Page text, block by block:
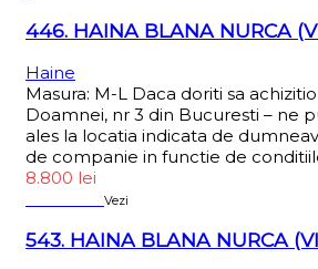
446. HAINA BLANA NURCA
Haine
Masura: M-L Daca doriti sa
Doamnei, nr 3 din Bucuresti – ne
ales la locatia indicata de
de companie in functie de
8.800 lei
Vezi
543. HAINA BLANA NURCA